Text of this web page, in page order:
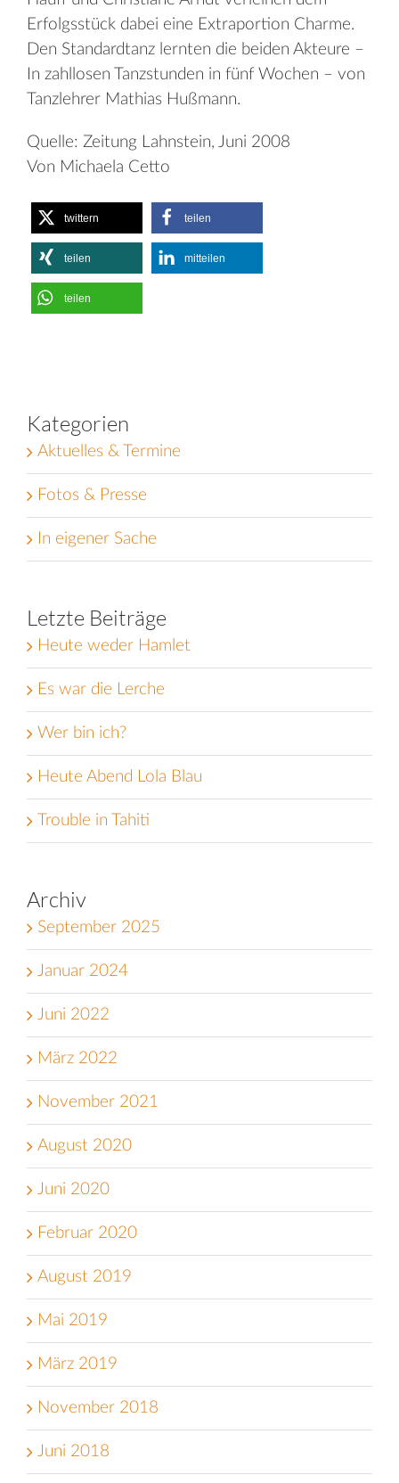
Erfolgsstück dabei eine Extraportion Charme.
Den Standardtanz lernten die beiden Akteure –
In zahllosen Tanzstunden in fünf Wochen – von
Tanzlehrer Mathias Hußmann.
Quelle: Zeitung Lahnstein, Juni 2008
Von Michaela Cetto
twittern teilen
teilen mitteilen
teilen
Kategorien
Aktuelles & Termine
Fotos & Presse
In eigener Sache
Letzte Beiträge
Heute weder Hamlet
Es war die Lerche
Wer bin ich?
Heute Abend Lola Blau
Trouble in Tahiti
Archiv
September 2025
Januar 2024
Juni 2022
März 2022
November 2021
August 2020
Juni 2020
Februar 2020
August 2019
Mai 2019
März 2019
November 2018
Juni 2018